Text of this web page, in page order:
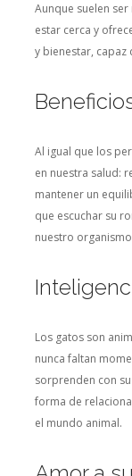
Aunque suelen
estar cerca y
y bienestar, capaz
Al igual que los
en nuestra salud:
mantener un
que escuchar su
nuestro
Los gatos son
nunca faltan
sorprenden con
forma de
el mundo animal.